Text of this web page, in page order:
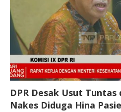
DPR Desak Usut Tuntas
Nakes Diduga Hina